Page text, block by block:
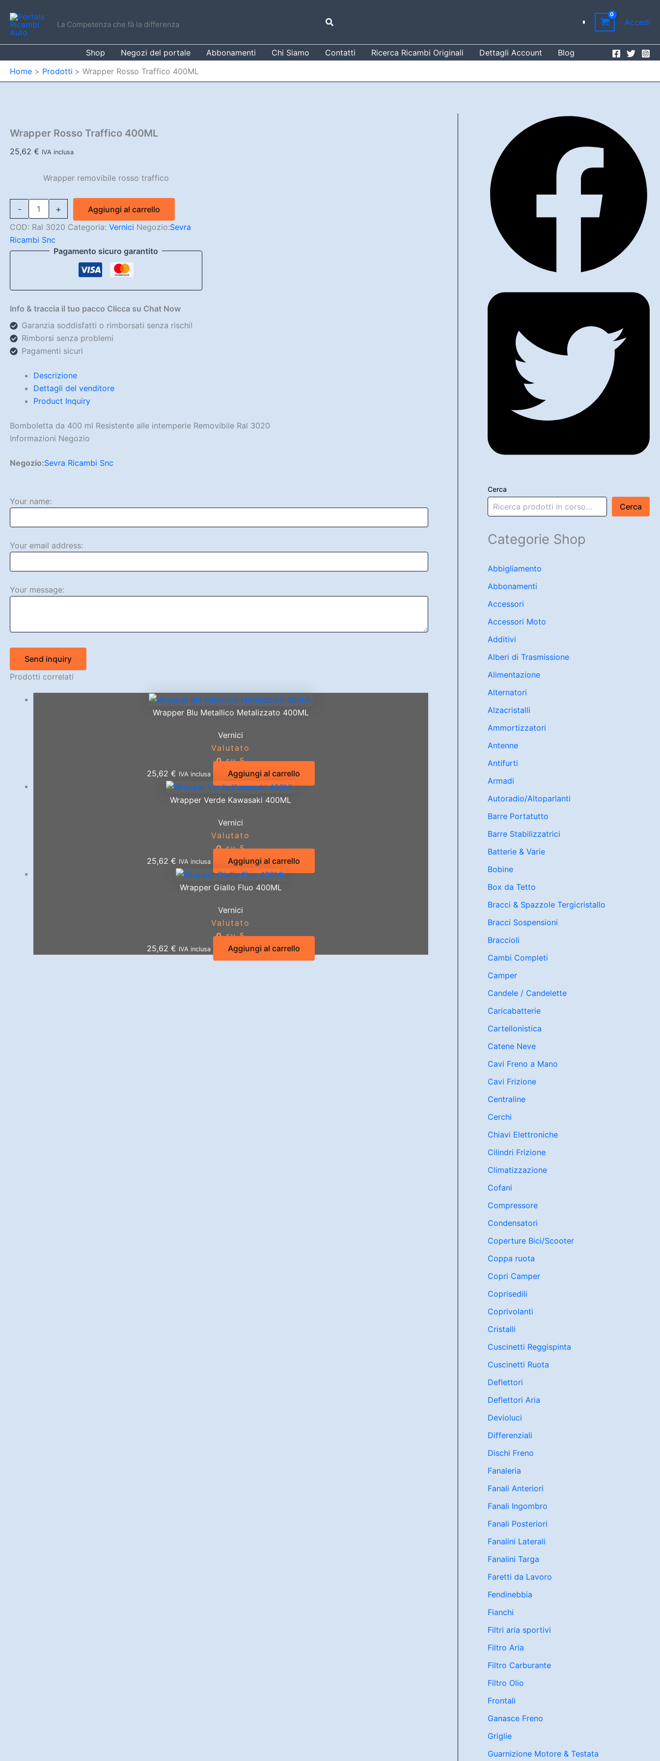
contenuto
La Competenza che fà la differenza Cerca Accedi
Shop Negozi del portale Abbonamenti Chi Siamo Contatti Ricerca Ricambi Originali Dettagli Account
Blog
Home
Prodotti Wrapper Rosso Traffico 400ML
Wrapper Rosso Traffico 400ML
25,62 € IVA inclusa
Wrapper removibile rosso traffico
-
Wrapper
Traffico
400ML
quantità
+
Aggiungi al carrello
COD: Ral 3020 Categoria: Vernici Negozio:Sevra
Ricambi Snc
Pagamento sicuro garantito
Info & traccia il tuo pacco Clicca su Chat Now
Garanzia soddisfatti o rimborsati senza rischi!
Rimborsi senza problemi
Pagamenti sicuri
Descrizione
Dettagli del venditore
Product Inquiry
Bomboletta da 400 ml Resistente alle intemperie Removibile Ral 3020
Informazioni Negozio
Negozio:Sevra Ricambi Snc
Your name:
Your email address:
Your message:
Send inquiry
Prodotti correlati
Wrapper Blu Metallico Metalizzato 400ML
Vernici
Valutato
0su 5
25,62 € IVA inclusa Aggiungi al carrello
Wrapper Verde Kawasaki 400ML
Vernici
Valutato
0su 5
25,62 € IVA inclusa Aggiungi al carrello
Wrapper Giallo Fluo 400ML
Vernici
Valutato
0su 5
25,62 € IVA inclusa Aggiungi al carrello
Cerca
Cerca
Categorie Shop
Abbigliamento
Abbonamenti
Accessori
Accessori Moto
Additivi
Alberi di Trasmissione
Alimentazione
Alternatori
Alzacristalli
Ammortizzatori
Antenne
Antifurti
Armadi
Autoradio/Altoparlanti
Barre Portatutto
Barre Stabilizzatrici
Batterie & Varie
Bobine
Box da Tetto
Bracci & Spazzole Tergicristallo
Bracci Sospensioni
Braccioli
Cambi Completi
Camper
Candele / Candelette
Caricabatterie
Cartellonistica
Catene Neve
Cavi Freno a Mano
Cavi Frizione
Centraline
Cerchi
Chiavi Elettroniche
Cilindri Frizione
Climatizzazione
Cofani
Compressore
Condensatori
Coperture Bici/Scooter
Coppa ruota
Copri Camper
Coprisedili
Coprivolanti
Cristalli
Cuscinetti Reggispinta
Cuscinetti Ruota
Deflettori
Deflettori Aria
Devioluci
Differenziali
Dischi Freno
Fanaleria
Fanali Anteriori
Fanali Ingombro
Fanali Posteriori
Fanalini Laterali
Fanalini Targa
Faretti da Lavoro
Fendinebbia
Fianchi
Filtri aria sportivi
Filtro Aria
Filtro Carburante
Filtro Olio
Frontali
Ganasce Freno
Griglie
Guarnizione Motore & Testata